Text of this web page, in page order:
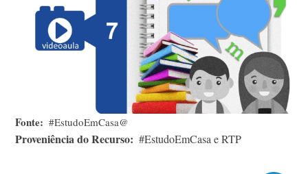
Fonte #EstudoEmCasa@
Proveniência do Recurso #EstudoEmCasa e RTP